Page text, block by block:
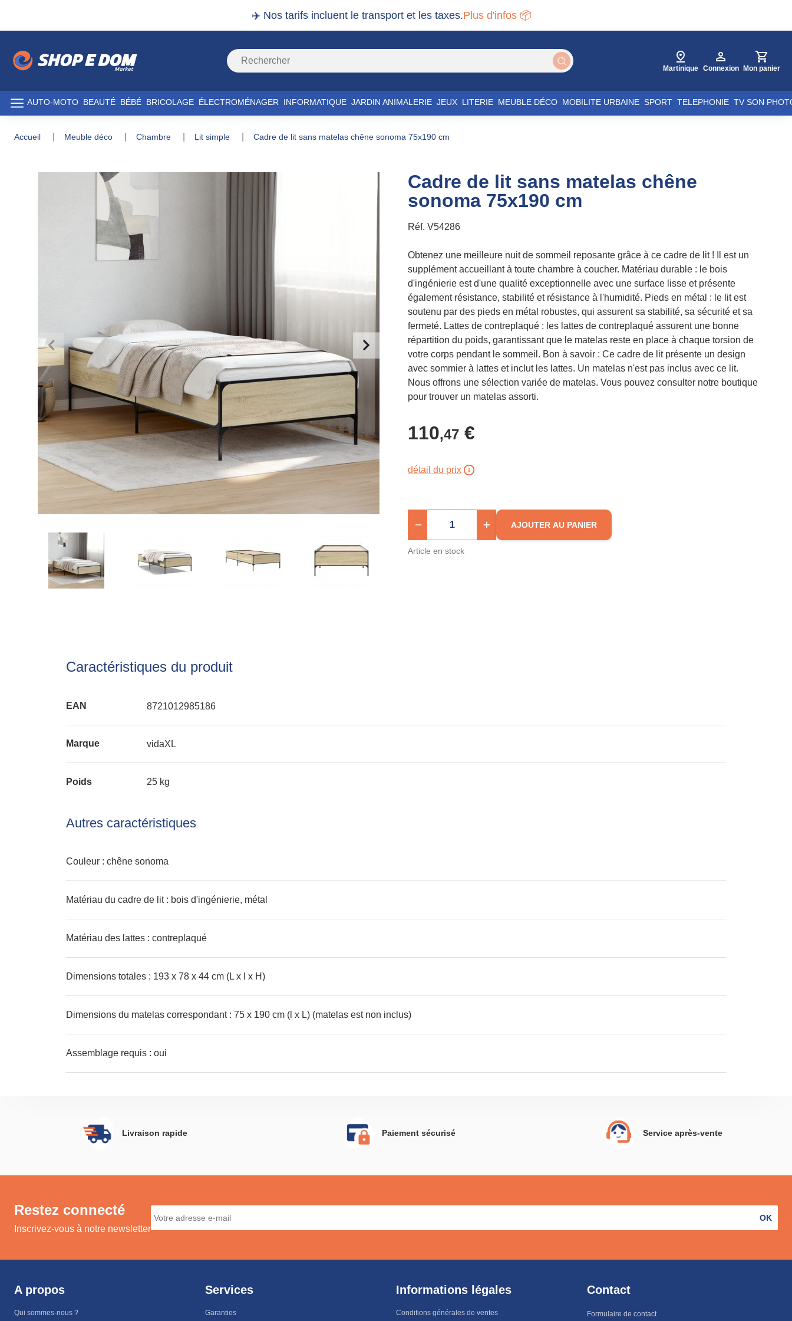
✈️ Nos tarifs incluent le transport et les taxes.Plus d'infos 📦
Martinique Connexion Mon panier
AUTO-MOTO BEAUTÉ BÉBÉ BRICOLAGE ÉLECTROMÉNAGER INFORMATIQUE JARDIN ANIMALERIE JEUX LITERIE MEUBLE DÉCO MOBILITE URBAINE SPORT TELEPHONIE TV SON
accueil meuble déco chambre lit simple cadre de lit sans matelas chêne sonoma 75x190 cm
Cadre de lit sans matelas chêne
sonoma 75x190 cm
Réf. V54286
Obtenez une meilleure nuit de sommeil reposante grâce à ce cadre de lit ! Il est un
supplément accueillant à toute chambre à coucher. Matériau durable : le bois
d'ingénierie est d'une qualité exceptionnelle avec une surface lisse et présente
également résistance, stabilité et résistance à l'humidité. Pieds en métal : le lit est
soutenu par des pieds en métal robustes, qui assurent sa stabilité, sa sécurité et sa
fermeté. Lattes de contreplaqué : les lattes de contreplaqué assurent une bonne
répartition du poids, garantissant que le matelas reste en place à chaque torsion de
votre corps pendant le sommeil. Bon à savoir : Ce cadre de lit présente un design
avec sommier à lattes et inclut les lattes. Un matelas n'est pas inclus avec ce lit.
Nous offrons une sélection variée de matelas. Vous pouvez consulter notre boutique
pour trouver un matelas assorti.
110,47 €
détail du prix
AJOUTER AU PANIER
Article en stock
Caractéristiques du produit
EAN 8721012985186
Marque vidaXL
Poids 25 kg
Autres caractéristiques
Couleur : chêne sonoma
Matériau du cadre de lit : bois d'ingénierie, métal
Matériau des lattes : contreplaqué
Dimensions totales : 193 x 78 x 44 cm (L x l x H)
Dimensions du matelas correspondant : 75 x 190 cm (l x L) (matelas est non inclus)
Assemblage requis : oui
Livraison rapide Paiement sécurisé Service après-vente
Restez connecté
Inscrivez-vous à notre newsletter
OK
A propos
Qui sommes-nous ?
Services
Garanties
Informations légales
Conditions générales de ventes
Contact
Formulaire de contact